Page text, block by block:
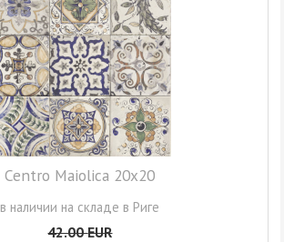
Centro Maiolica 20x20
в наличии на складе в Риге
42.00EUR